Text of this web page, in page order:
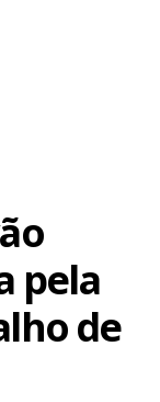
pela
de